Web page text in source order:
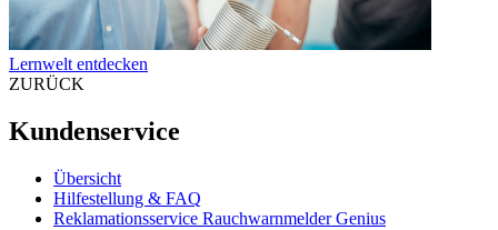
Lernwelt entdecken
ZURÜCK
Kundenservice
Übersicht
Hilfestellung & FAQ
Reklamationsservice Rauchwarnmelder Genius